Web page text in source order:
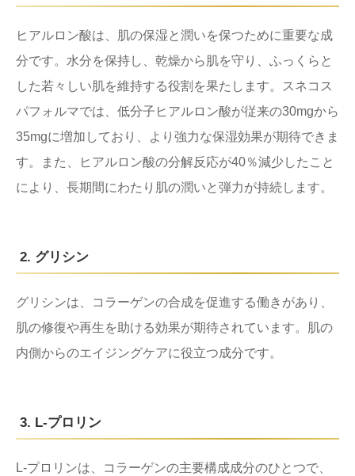
ヒアルロン酸は、肌の保湿と潤いを保つために重要な成
分です。水分を保持し、乾燥から肌を守り、ふっくらと
した若々しい肌を維持する役割を果たします。スネコス
パフォルマでは、低分子ヒアルロン酸が従来の30mgから
35mgに増加しており、より強力な保湿効果が期待できま
す。また、ヒアルロン酸の分解反応が40％減少したこと
により、長期間にわたり肌の潤いと弾力が持続します。
2. グリシン
グリシンは、コラーゲンの合成を促進する働きがあり、
肌の修復や再生を助ける効果が期待されています。肌の
内側からのエイジングケアに役立つ成分です。
3. L-プロリン
L-プロリンは、コラーゲンの主要構成成分のひとつで、